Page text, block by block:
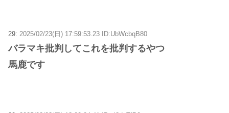
29: 2025/02/23(日) 17:59:53.23 ID:UbWcbqB80
バラマキ批判してこれを批判するやつ
馬鹿です